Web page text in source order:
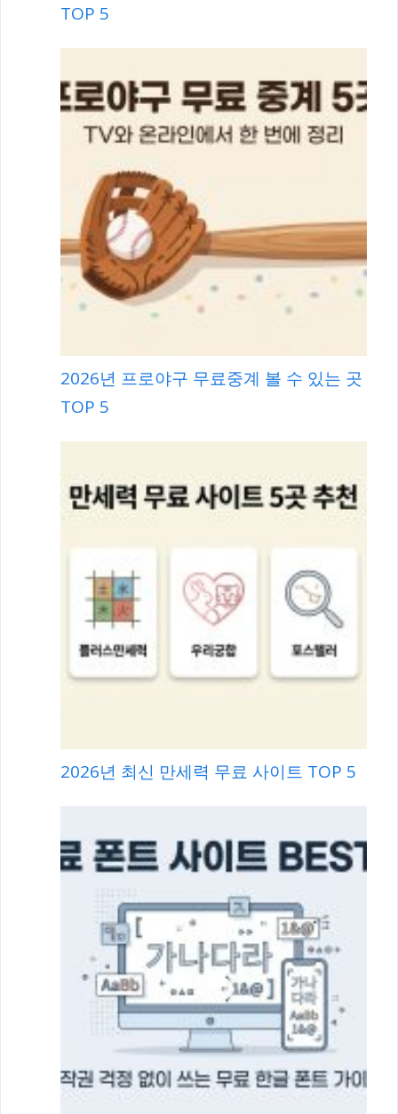
TOP 5
2026년 프로야구 무료중계 볼 수 있는 곳
TOP 5
2026년 최신 만세력 무료 사이트 TOP 5